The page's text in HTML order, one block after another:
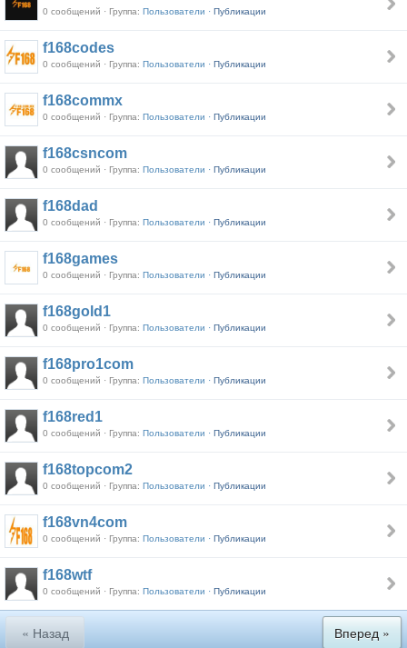
0 сообщений · Группа: Пользователи · Публикации
f168codes
0 сообщений · Группа: Пользователи · Публикации
f168commx
0 сообщений · Группа: Пользователи · Публикации
f168csncom
0 сообщений · Группа: Пользователи · Публикации
f168dad
0 сообщений · Группа: Пользователи · Публикации
f168games
0 сообщений · Группа: Пользователи · Публикации
f168gold1
0 сообщений · Группа: Пользователи · Публикации
f168pro1com
0 сообщений · Группа: Пользователи · Публикации
f168red1
0 сообщений · Группа: Пользователи · Публикации
f168topcom2
0 сообщений · Группа: Пользователи · Публикации
f168vn4com
0 сообщений · Группа: Пользователи · Публикации
f168wtf
0 сообщений · Группа: Пользователи · Публикации
« Назад Вперед »